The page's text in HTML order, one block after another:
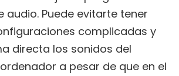
audio. Puede evitarte tener
complicadas y
directa los sonidos del
a pesar de que en el